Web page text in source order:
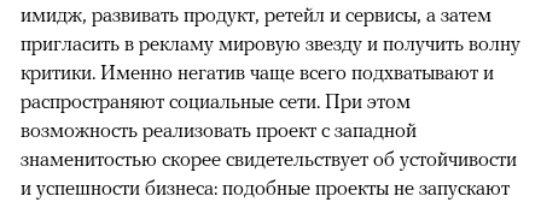
имидж, развивать продукт, ретейл и сервисы, а затем
пригласить в рекламу мировую звезду и получить волну
критики. Именно негатив чаще всего подхватывают и
распространяют социальные сети. При этом
возможность реализовать проект с западной
знаменитостью скорее свидетельствует об устойчивости
и успешности бизнеса: подобные проекты не запускают